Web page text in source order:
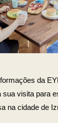
da
sua visita para
na cidade de